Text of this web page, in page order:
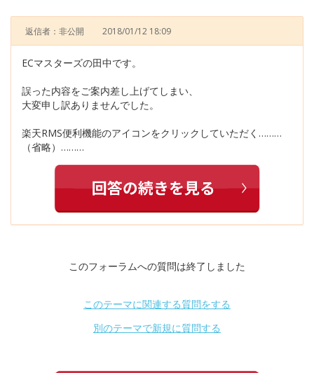
返信者：非公開 2018/01/12 18:09
ECマスターズの田中です。
誤った内容をご案内差し上げてしまい、
大変申し訳ありませんでした。
楽天RMS便利機能のアイコンをクリックしていただく………
（省略）………
このフォーラムへの質問は終了しました
このテーマに関連する質問をする
別のテーマで新規に質問する